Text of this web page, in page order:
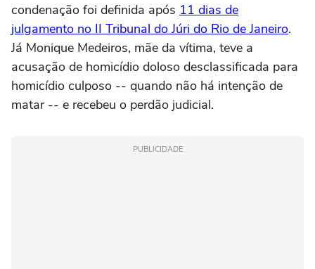
condenação foi definida após 11 dias de
julgamento no II Tribunal do Júri do Rio de Janeiro.
Já Monique Medeiros, mãe da vítima, teve a
acusação de homicídio doloso desclassificada para
homicídio culposo -- quando não há intenção de
matar -- e recebeu o perdão judicial.
PUBLICIDADE